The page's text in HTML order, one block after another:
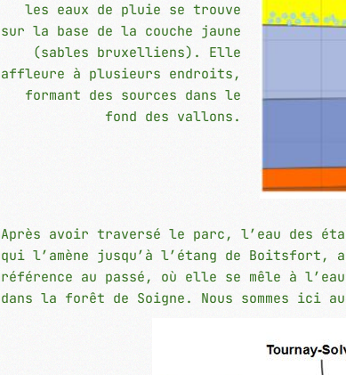
les eaux de pluie se trouve
sur la base de la couche jaune
(sables bruxelliens). Elle
affleure à plusieurs endroits,
formant des sources dans le
fond des vallons.
Après avoir traversé le parc, l’eau des
qui l’amène jusqu’à l’étang de Boitsfort,
référence au passé, où elle se mêle à
dans la forêt de Soigne. Nous sommes ici